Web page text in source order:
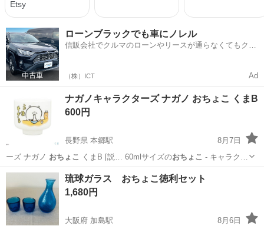
ローンブラックでも車にノレル
信販会社でクルマのローンやリースが通らなくてもクル
（株）ICT Ad
ナガノキャラクターズ ナガノ おちょこ くまB
600円
長野県 本郷駅
8月7日
ーズ ナガノ おちょこ くまB [説… 60mlサイズのおちょこ - キャラク…
長野 長野市 本郷駅 おもちゃ
琉球ガラス おちょこ徳利セット
1,680円
大阪府 加島駅
8月6日